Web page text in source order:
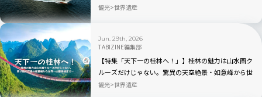
周クルーズ 2027年夏」
観光 世界遺産
Jun. 29th, 2026
TABIZINE編集部
【特集「天下一の桂林へ！」】桂林の魅力は山水画ク
ルーズだけじゃない。驚異の天空絶景・如意峰から世
界一の髪長族まで
観光 世界遺産